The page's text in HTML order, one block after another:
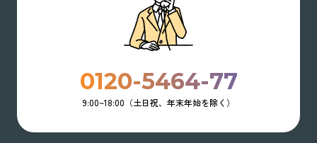
0120-5464-77
9:00~18:00（土日祝、年末年始を除く）